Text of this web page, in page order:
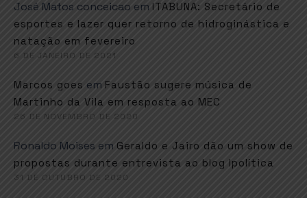
José Matos conceicao em ITABUNA: Secretário de
esportes e lazer quer retorno de hidroginástica e
natação em fevereiro
6 DE JANEIRO DE 2021
Marcos goes em Faustão sugere música de
Martinho da Vila em resposta ao MEC
26 DE NOVEMBRO DE 2020
Ronaldo Moises em Geraldo e Jairo dão um show de
propostas durante entrevista ao blog Ipolítica
31 DE OUTUBRO DE 2020